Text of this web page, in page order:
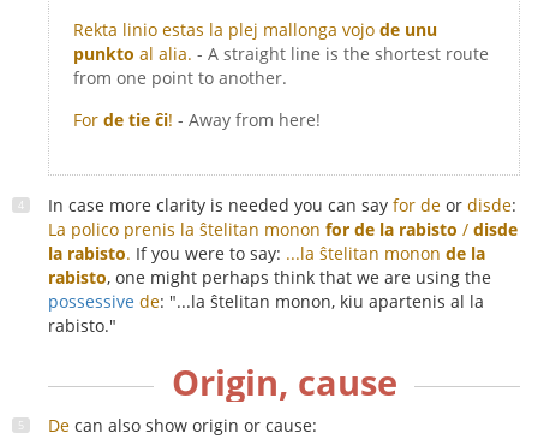
Rekta linio estas la plej mallonga vojo de unu
punkto al alia. - A straight line is the shortest route
from one point to another.
For de tie ĉi! - Away from here!
In case more clarity is needed you can say for de or disde:
La polico prenis la ŝtelitan monon for de la rabisto / disde
la rabisto. If you were to say: ...la ŝtelitan monon de la
rabisto, one might perhaps think that we are using the
possessive de: "...la ŝtelitan monon, kiu apartenis al la
rabisto."
Origin, cause
De can also show origin or cause: